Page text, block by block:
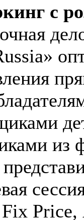
с
из
Price,